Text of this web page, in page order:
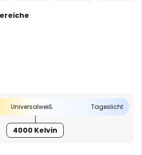
Universalweiß Tageslicht
4000 Kelvin